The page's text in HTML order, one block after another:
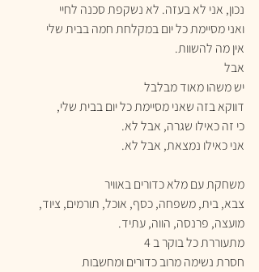
נכון, אני לא בעזה. לא נשקפת סכנה לחיי
ואני מסיימת כל יום במקלחת חמה בבית שלי
אין מה להשוות.
אבל
יש משהו מאוד מבלבל
דווקא בזה שאני מסיימת כל יום בבית שלי,
כי זה כאילו שגרה, אבל לא.
אני כאילו נמצאת, אבל לא.
משחקת עם מלא כדורים באוויר
צבא, בית, משפחה, כסף, אוכל, תורמים, ציוד,
מועצה, פרנסה, הווה, עתיד.
מתעוררת כל בוקר ב 4
חסרת נשימה מרוב כדורים ומחשבות